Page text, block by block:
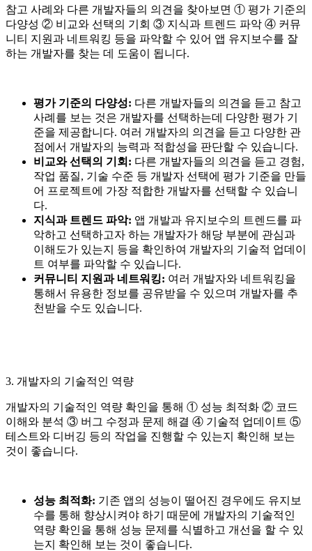
참고 사례와 다른 개발자들의 의견을 찾아보면 ① 평가 기준의
다양성 ② 비교와 선택의 기회 ③ 지식과 트렌드 파악 ④ 커뮤
니티 지원과 네트워킹 등을 파악할 수 있어 앱 유지보수를 잘
하는 개발자를 찾는 데 도움이 됩니다.
평가 기준의 다양성: 다른 개발자들의 의견을 듣고 참고
사례를 보는 것은 개발자를 선택하는데 다양한 평가 기
준을 제공합니다. 여러 개발자의 의견을 듣고 다양한 관
점에서 개발자의 능력과 적합성을 판단할 수 있습니다.
비교와 선택의 기회: 다른 개발자들의 의견을 듣고 경험,
작업 품질, 기술 수준 등 개발자 선택에 평가 기준을 만들
어 프로젝트에 가장 적합한 개발자를 선택할 수 있습니
다.
지식과 트렌드 파악: 앱 개발과 유지보수의 트렌드를 파
악하고 선택하고자 하는 개발자가 해당 부분에 관심과
이해도가 있는지 등을 확인하여 개발자의 기술적 업데이
트 여부를 파악할 수 있습니다.
커뮤니티 지원과 네트워킹: 여러 개발자와 네트워킹을
통해서 유용한 정보를 공유받을 수 있으며 개발자를 추
천받을 수도 있습니다.
3. 개발자의 기술적인 역량
개발자의 기술적인 역량 확인을 통해 ① 성능 최적화 ② 코드
이해와 분석 ③ 버그 수정과 문제 해결 ④ 기술적 업데이트 ⑤
테스트와 디버깅 등의 작업을 진행할 수 있는지 확인해 보는
것이 좋습니다.
성능 최적화: 기존 앱의 성능이 떨어진 경우에도 유지보
수를 통해 향상시켜야 하기 때문에 개발자의 기술적인
역량 확인을 통해 성능 문제를 식별하고 개선을 할 수 있
는지 확인해 보는 것이 좋습니다.